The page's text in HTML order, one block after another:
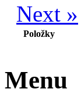
Next »
Položky
Menu